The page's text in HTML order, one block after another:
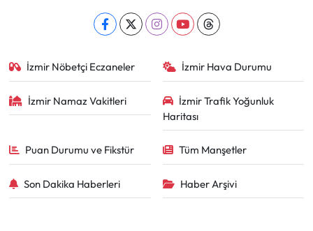
İzmir Nöbetçi Eczaneler İzmir Hava Durumu
İzmir Namaz Vakitleri
İzmir Trafik Yoğunluk
Haritası
Puan Durumu ve Fikstür Tüm Manşetler
Son Dakika Haberleri Haber Arşivi